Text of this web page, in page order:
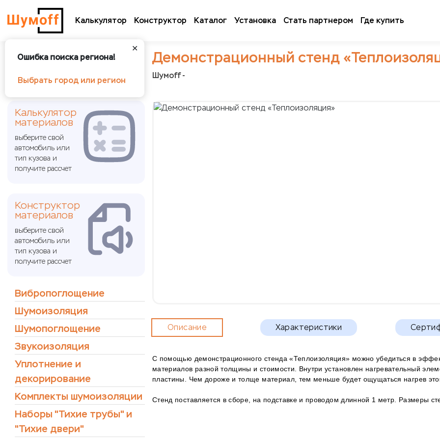
Калькулятор Конструктор Каталог Установка Стать партнером Где купить
✕
Ошибка поиска региона!
Выбрать город или регион
Демонстрационный стенд
Шумoff -
Калькулятор
материалов
выберите свой
автомобиль или
тип кузова и
получите рассчет
Конструктор
материалов
выберите свой
автомобиль или
тип кузова и
получите рассчет
Вибропоглощение
Шумоизоляция
Шумопоглощение
Звукоизоляция
Уплотнение и
декорирование
Комплекты шумоизоляции
Наборы "Тихие трубы" и
"Тихие двери"
Описание Характеристики
С помощью демонстрационного стенда «Теплоизоляция» можно убедиться в
материалов разной толщины и стоимости. Внутри установлен нагревательный
пластины. Чем дороже и толще материал, тем меньше будет ощущаться нагрев
Стенд поставляется в сборе, на подставке и проводом длинной 1 метр. Размеры